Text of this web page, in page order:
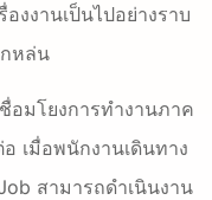
งงานเป็นไปอย่างราบ
หล่น
อมโยงการทำงานภาค
เมื่อพนักงานเดินทาง
สามารถดำเนินงาน